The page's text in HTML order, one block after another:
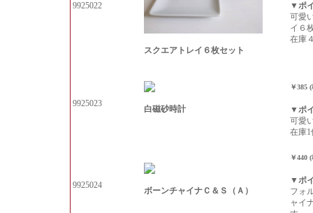
9925022
スクエアトレイ６枚セット
▼ポ
可愛
イ６
在庫
9925023
白磁砂時計
￥385
▼ポ
可愛
在庫1
9925024
ボーンチャイナＣ＆Ｓ（Ａ）
￥440
▼ポ
フォ
ャイ